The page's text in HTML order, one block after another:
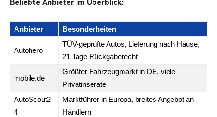
Beliebte Anbieter im Überblick:
Anbieter Besonderheiten
Autohero
TÜV-geprüfte Autos, Lieferung nach Hause,
21 Tage Rückgaberecht
mobile.de
Größter Fahrzeugmarkt in DE, viele
Privatinserate
AutoScout2
4
Marktführer in Europa, breites Angebot an
Händlern